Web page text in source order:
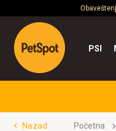
PSI
Nazad Početna